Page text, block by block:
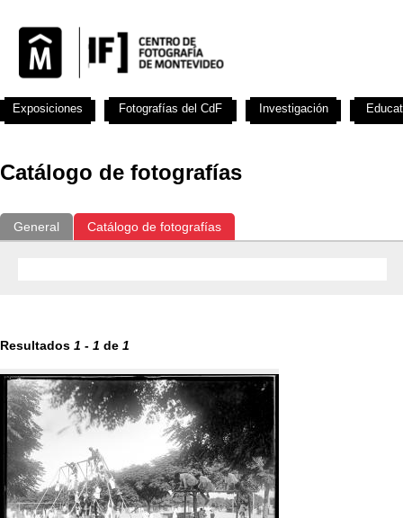
Catálogo de fotografías
General Catálogo de fotografías
Resultados 1 - 1 de 1
Exposiciones Fotografías del CdF Investigación